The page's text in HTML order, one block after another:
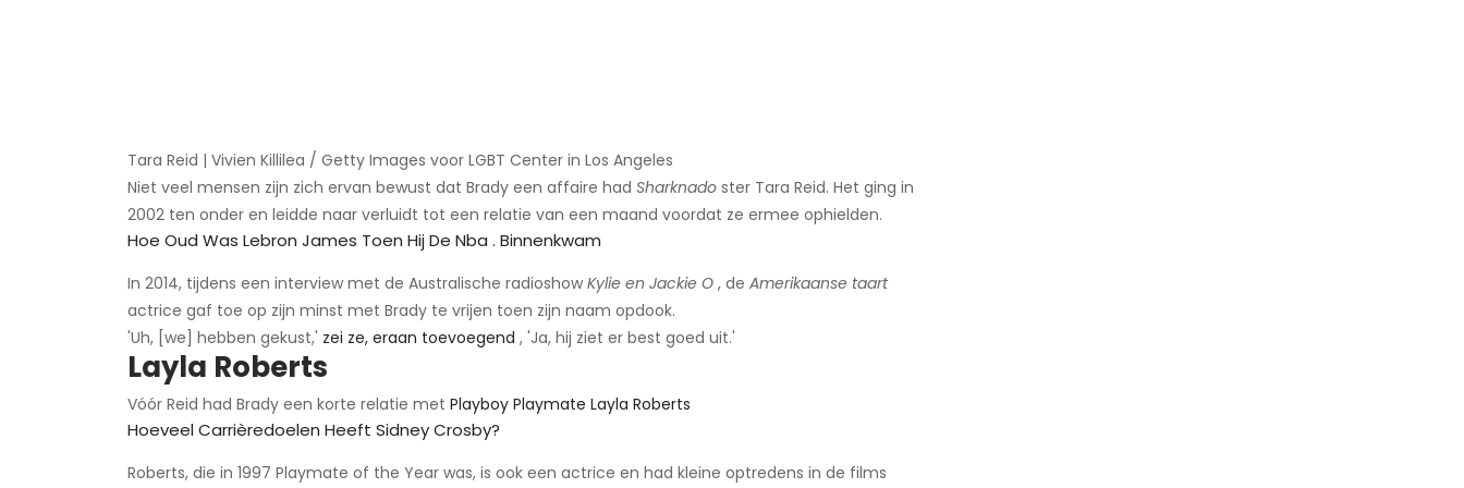
Tara Reid | Vivien Killilea / Getty Images voor LGBT Center in Los Angeles
Niet veel mensen zijn zich ervan bewust dat Brady een affaire had Sharknado ster Tara Reid. Het ging in
2002 ten onder en leidde naar verluidt tot een relatie van een maand voordat ze ermee ophielden.
Hoe Oud Was Lebron James Toen Hij De Nba . Binnenkwam
In 2014, tijdens een interview met de Australische radioshow Kylie en Jackie O , de Amerikaanse taart
actrice gaf toe op zijn minst met Brady te vrijen toen zijn naam opdook.
'Uh, [we] hebben gekust,' zei ze, eraan toevoegend , 'Ja, hij ziet er best goed uit.'
Layla Roberts
Vóór Reid had Brady een korte relatie met Playboy Playmate Layla Roberts
Hoeveel Carrièredoelen Heeft Sidney Crosby?
Roberts, die in 1997 Playmate of the Year was, is ook een actrice en had kleine optredens in de films